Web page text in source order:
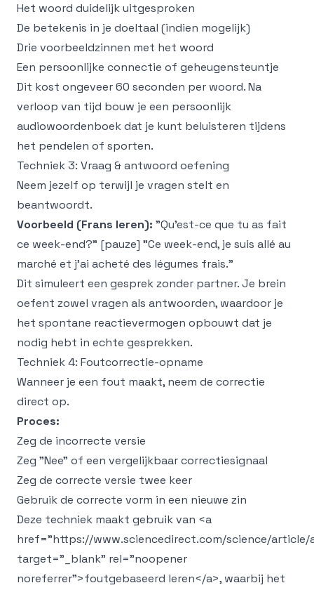
Het woord duidelijk uitgesproken
De betekenis in je doeltaal (indien mogelijk)
Drie voorbeeldzinnen met het woord
Een persoonlijke connectie of geheugensteuntje
Dit kost ongeveer 60 seconden per woord. Na
verloop van tijd bouw je een persoonlijk
audiowoordenboek dat je kunt beluisteren tijdens
het pendelen of sporten.
Techniek 3: Vraag & antwoord oefening
Neem jezelf op terwijl je vragen stelt en
beantwoordt.
Voorbeeld (Frans leren): "Qu'est-ce que tu as fait
ce week-end?" [pauze] "Ce week-end, je suis allé au
marché et j'ai acheté des légumes frais."
Dit simuleert een gesprek zonder partner. Je brein
oefent zowel vragen als antwoorden, waardoor je
het spontane reactievermogen opbouwt dat je
nodig hebt in echte gesprekken.
Techniek 4: Foutcorrectie-opname
Wanneer je een fout maakt, neem de correctie
direct op.
Proces:
Zeg de incorrecte versie
Zeg "Nee" of een vergelijkbaar correctiesignaal
Zeg de correcte versie twee keer
Gebruik de correcte vorm in een nieuwe zin
Deze techniek maakt gebruik van <a
href="https://www.sciencedirect.com/science/article/
target="_blank" rel="noopener
noreferrer">foutgebaseerd leren</a>, waarbij het